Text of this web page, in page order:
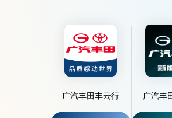
广汽丰田丰云行 广汽丰